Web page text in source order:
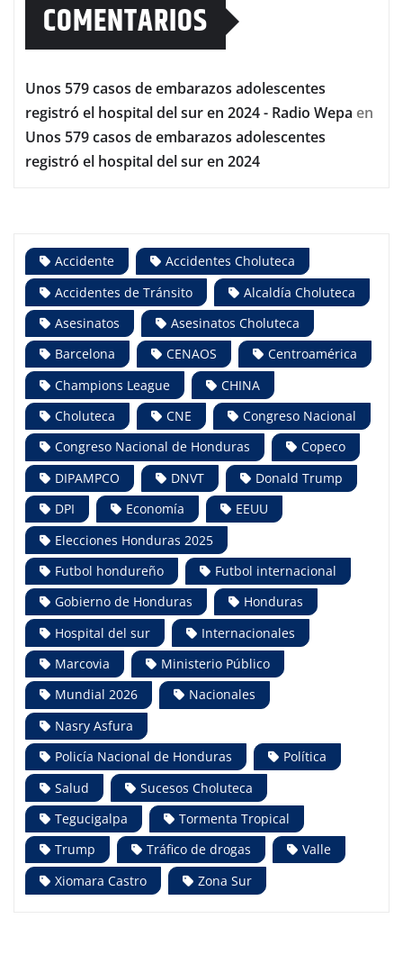
COMENTARIOS
Unos 579 casos de embarazos adolescentes
registró el hospital del sur en 2024 - Radio Wepa en
Unos 579 casos de embarazos adolescentes
registró el hospital del sur en 2024
Accidente
Accidentes Choluteca
Accidentes de Tránsito
Alcaldía Choluteca
Asesinatos
Asesinatos Choluteca
Barcelona
CENAOS
Centroamérica
Champions League
CHINA
Choluteca
CNE
Congreso Nacional
Congreso Nacional de Honduras
Copeco
DIPAMPCO
DNVT
Donald Trump
DPI
Economía
EEUU
Elecciones Honduras 2025
Futbol hondureño
Futbol internacional
Gobierno de Honduras
Honduras
Hospital del sur
Internacionales
Marcovia
Ministerio Público
Mundial 2026
Nacionales
Nasry Asfura
Policía Nacional de Honduras
Política
Salud
Sucesos Choluteca
Tegucigalpa
Tormenta Tropical
Trump
Tráfico de drogas
Valle
Xiomara Castro
Zona Sur